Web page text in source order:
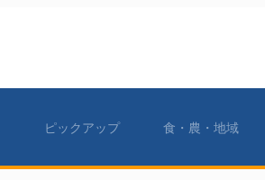
ピックアップ 食・農・地域